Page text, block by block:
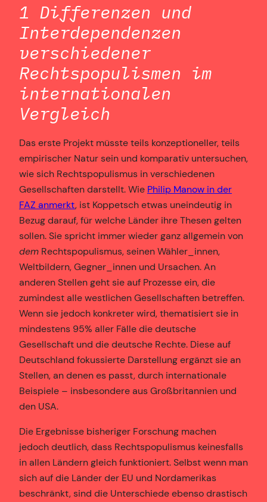
1 Differenzen und
Interdependenzen
verschiedener
Rechtspopulismen im
internationalen
Vergleich
Das erste Projekt müsste teils konzeptioneller, teils
empirischer Natur sein und komparativ untersuchen,
wie sich Rechtspopulismus in verschiedenen
Gesellschaften darstellt. Wie Philip Manow in der
FAZ anmerkt, ist Koppetsch etwas uneindeutig in
Bezug darauf, für welche Länder ihre Thesen gelten
sollen. Sie spricht immer wieder ganz allgemein von
dem Rechtspopulismus, seinen Wähler_innen,
Weltbildern, Gegner_innen und Ursachen. An
anderen Stellen geht sie auf Prozesse ein, die
zumindest alle westlichen Gesellschaften betreffen.
Wenn sie jedoch konkreter wird, thematisiert sie in
mindestens 95% aller Fälle die deutsche
Gesellschaft und die deutsche Rechte. Diese auf
Deutschland fokussierte Darstellung ergänzt sie an
Stellen, an denen es passt, durch internationale
Beispiele – insbesondere aus Großbritannien und
den USA.
Die Ergebnisse bisheriger Forschung machen
jedoch deutlich, dass Rechtspopulismus keinesfalls
in allen Ländern gleich funktioniert. Selbst wenn man
sich auf die Länder der EU und Nordamerikas
beschränkt, sind die Unterschiede ebenso drastisch